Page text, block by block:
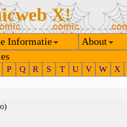
X!
Informatie
About
P Q R S T U V W X